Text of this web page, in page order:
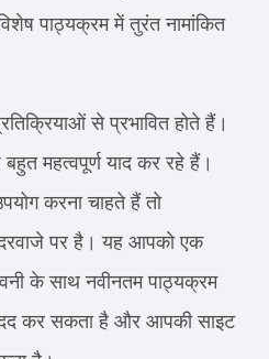
पाठ्यक्रम में तुरंत नामांकित
से प्रभावित होते हैं।
महत्वपूर्ण याद कर रहे हैं।
करना चाहते हैं तो
पर है। यह आपको एक
के साथ नवीनतम पाठ्यक्रम
कर सकता है और आपकी साइट